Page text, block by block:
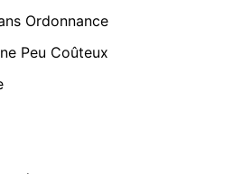
Ordonnance
Peu Coûteux